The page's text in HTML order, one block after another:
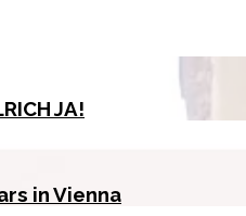
JA!
in Vienna